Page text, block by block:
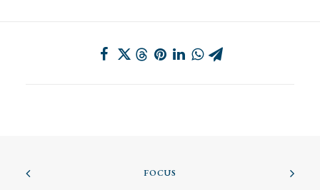
FOCUS